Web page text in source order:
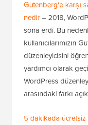
Gutenberg'e karşı
nedir– 2018,
sona erdi. Bu
kullanıcılarımızın
düzenleyicisini
yardımcı olarak
WordPress
arasındaki farkı
5 dakikada ücretsiz